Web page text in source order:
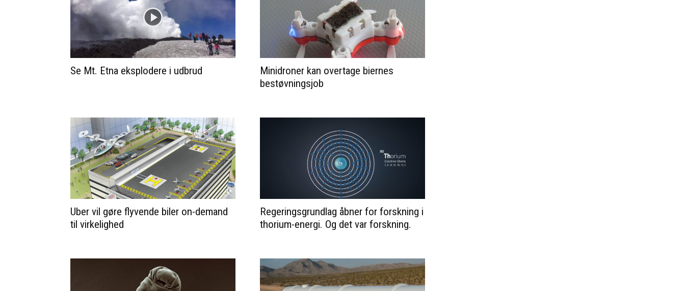
Se Mt. Etna eksplodere i udbrud
Minidroner kan overtage biernes
bestøvningsjob
Uber vil gøre flyvende biler on-demand
til virkelighed
Regeringsgrundlag åbner for forskning i
thorium-energi. Og det var forskning.